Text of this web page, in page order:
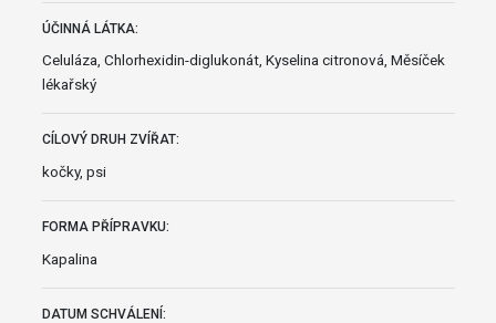
ÚČINNÁ LÁTKA:
Celuláza, Chlorhexidin-diglukonát, Kyselina citronová, Měsíček
lékařský
CÍLOVÝ DRUH ZVÍŘAT:
kočky, psi
FORMA PŘÍPRAVKU:
Kapalina
DATUM SCHVÁLENÍ: